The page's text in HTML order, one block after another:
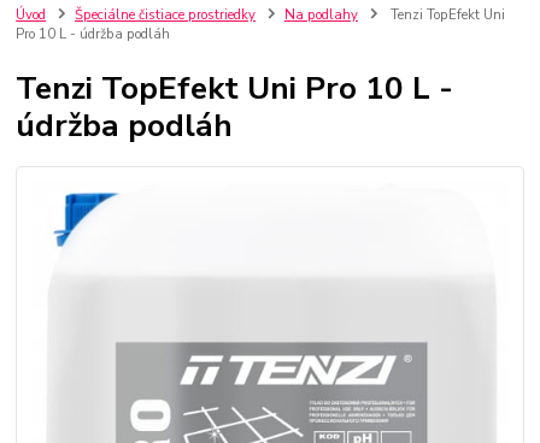
Úvod Špeciálne čistiace prostriedky Na podlahy
Tenzi TopEfekt Uni
Pro 10 L - údržba podláh
Tenzi TopEfekt Uni Pro 10 L -
údržba podláh